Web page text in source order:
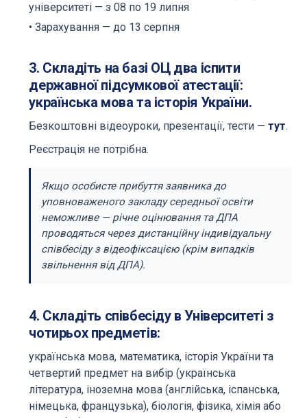
університеті — з 08 по 19 липня
• Зарахування — до 13 серпня
3. Складіть на базі ОЦ два іспити
державної підсумкової атестації:
українська мова та історія України.
Безкоштовні відеоуроки, презентації, тести —тут.
Реєстрація не потрібна.
Якщо особисте прибуття заявника до
уповноваженого закладу середньої освіти
неможливе — річне оцінювання та ДПА
проводяться через дистанційну індивідуальну
співбесіду з відеофіксацією (крім випадків
звільнення від ДПА).
4. Складіть співбесіду в Університеті з
чотирьох предметів:
українська мова, математика, історія України та
четвертий предмет на вибір (українська
література, іноземна мова (англійська, іспанська,
німецька, французька), біологія, фізика, хімія або